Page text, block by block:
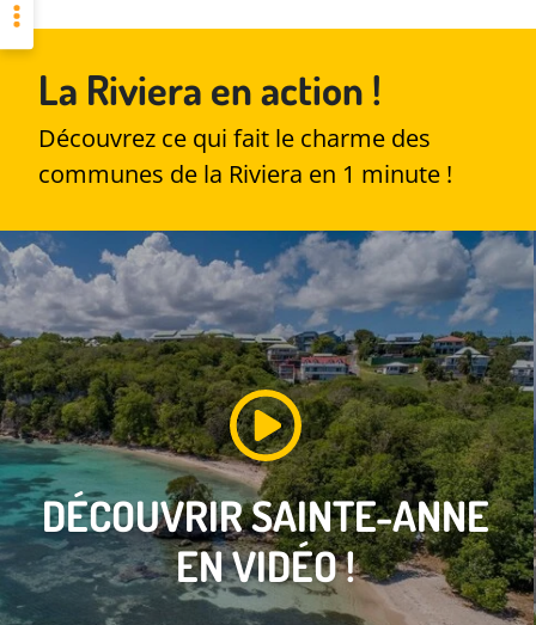
La Riviera en action !
Découvrez ce qui fait le charme des
communes de la Riviera en 1 minute !
DÉCOUVRIRSAINTE-ANNE
EN VIDÉO !